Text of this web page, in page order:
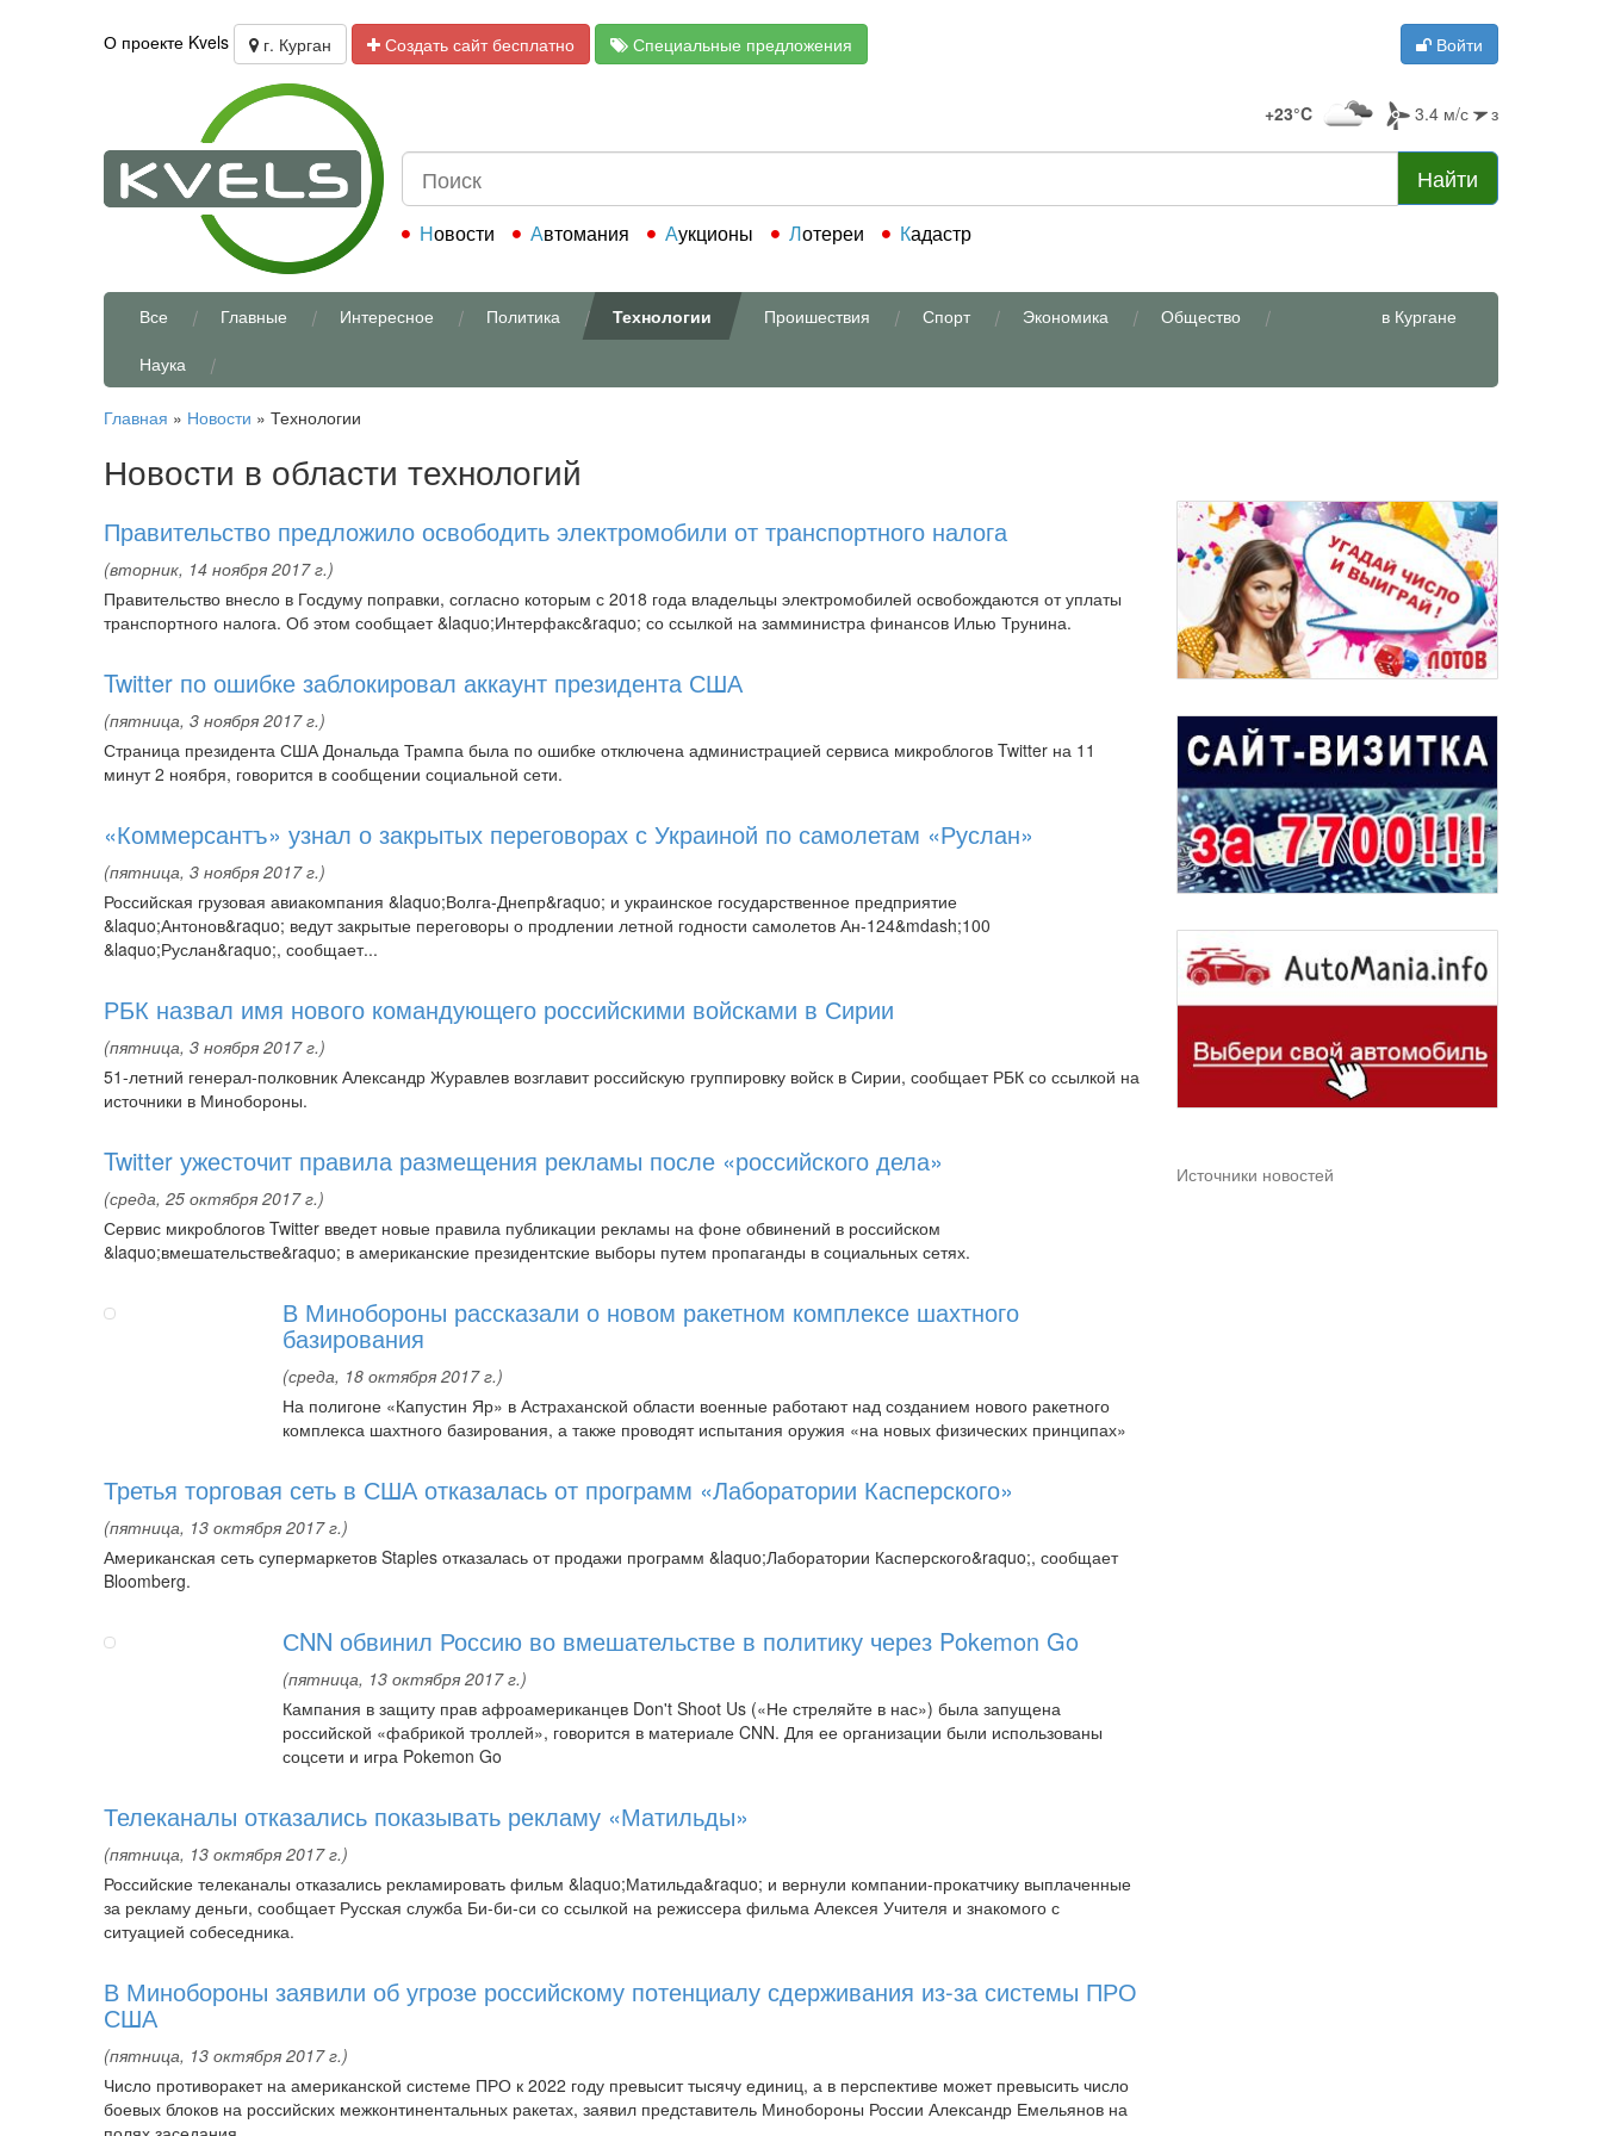
О проекте Kvels г. Курган Создать сайт бесплатно Специальные предложения Войти
+23°C 3.4 м/с з
Найти
Новости Автомания Аукционы Лотереи Кадастр
в Кургане
Все Главные Интересное Политика Технологии Проишествия Спорт Экономика
Общество
Наука
Главная » Новости » Технологии
Новости в области технологий
Правительство предложило освободить электромобили от транспортного налога
(вторник, 14 ноября 2017 г.)
Правительство внесло в Госдуму поправки, согласно которым с 2018 года владельцы электромобилей освобождаются от уплаты
транспортного налога. Об этом сообщает &laquo;Интерфакс&raquo; со ссылкой на замминистра финансов Илью Трунина.
Twitter по ошибке заблокировал аккаунт президента США
(пятница, 3 ноября 2017 г.)
Страница президента США Дональда Трампа была по ошибке отключена администрацией сервиса микроблогов Twitter на 11
минут 2 ноября, говорится в сообщении социальной сети.
«Коммерсантъ» узнал о закрытых переговорах с Украиной по самолетам «Руслан»
(пятница, 3 ноября 2017 г.)
Российская грузовая авиакомпания &laquo;Волга-Днепр&raquo; и украинское государственное предприятие
&laquo;Антонов&raquo; ведут закрытые переговоры о продлении летной годности самолетов Ан-124&mdash;100
&laquo;Руслан&raquo;, сообщает...
РБК назвал имя нового командующего российскими войсками в Сирии
(пятница, 3 ноября 2017 г.)
51-летний генерал-полковник Александр Журавлев возглавит российскую группировку войск в Сирии, сообщает РБК со ссылкой на
источники в Минобороны.
Twitter ужесточит правила размещения рекламы после «российского дела»
(среда, 25 октября 2017 г.)
Сервис микроблогов Twitter введет новые правила публикации рекламы на фоне обвинений в российском
&laquo;вмешательстве&raquo; в американские президентские выборы путем пропаганды в социальных сетях.
В Минобороны рассказали о новом ракетном комплексе шахтного
базирования
(среда, 18 октября 2017 г.)
На полигоне «Капустин Яр» в Астраханской области военные работают над созданием нового ракетного
комплекса шахтного базирования, а также проводят испытания оружия «на новых физических принципах»
Третья торговая сеть в США отказалась от программ «Лаборатории Касперского»
(пятница, 13 октября 2017 г.)
Американская сеть супермаркетов Staples отказалась от продажи программ &laquo;Лаборатории Касперского&raquo;, сообщает
Bloomberg.
СNN обвинил Россию во вмешательстве в политику через Pokemon Go
(пятница, 13 октября 2017 г.)
Кампания в защиту прав афроамериканцев Don't Shoot Us («Не стреляйте в нас») была запущена
российской «фабрикой троллей», говорится в материале CNN. Для ее организации были использованы
соцсети и игра Pokemon Go
Телеканалы отказались показывать рекламу «Матильды»
(пятница, 13 октября 2017 г.)
Российские телеканалы отказались рекламировать фильм &laquo;Матильда&raquo; и вернули компании-прокатчику выплаченные
за рекламу деньги, сообщает Русская служба Би-би-си со ссылкой на режиссера фильма Алексея Учителя и знакомого с
ситуацией собеседника.
В Минобороны заявили об угрозе российскому потенциалу сдерживания из-за системы ПРО
США
(пятница, 13 октября 2017 г.)
Число противоракет на американской системе ПРО к 2022 году превысит тысячу единиц, а в перспективе может превысить число
боевых блоков на российских межконтинентальных ракетах, заявил представитель Минобороны России Александр Емельянов на
Источники новостей